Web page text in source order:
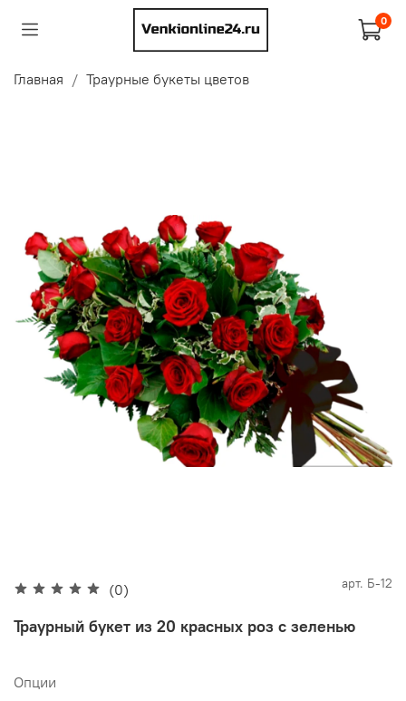
0
Главная Траурные букеты цветов
(0) арт. Б-12
Траурный букет из 20 красных роз с зеленью
Опции